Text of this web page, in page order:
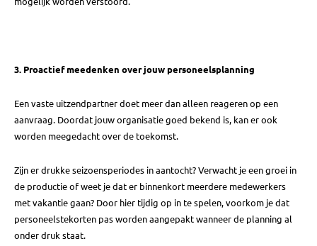
3. Proactief meedenken over jouw personeelsplanning
Een vaste uitzendpartner doet meer dan alleen reageren op een
aanvraag. Doordat jouw organisatie goed bekend is, kan er ook
worden meegedacht over de toekomst.
Zijn er drukke seizoensperiodes in aantocht? Verwacht je een groei in
de productie of weet je dat er binnenkort meerdere medewerkers
met vakantie gaan? Door hier tijdig op in te spelen, voorkom je dat
personeelstekorten pas worden aangepakt wanneer de planning al
onder druk staat.